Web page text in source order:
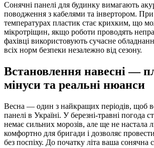
Сонячні панелі для будинку вимагають
поводження з кабелями та інвертором.
температурах пластик стає крихким, що
мікротріщин, якщо роботи проводять
фахівці використовують сучасне
всіх норм безпеки незалежно від сезону.
Встановлення навесні —
мінуси та реальні нюанси
Весна — один з найкращих періодів, щоб
панелі в Україні. У березні-травні погода
немає сильних морозів, але ще не настала
комфортно для бригади і дозволяє
без поспіху. До початку літа ваша сонячна